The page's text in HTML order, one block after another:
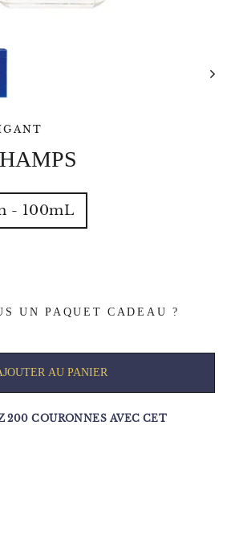
- 100mL
UN PAQUET CADEAU ?
AU PANIER
200 COURONNES AVEC CET